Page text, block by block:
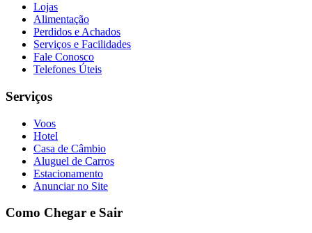
Lojas
Alimentação
Perdidos e Achados
Serviços e Facilidades
Fale Conosco
Telefones Úteis
Serviços
Voos
Hotel
Casa de Câmbio
Aluguel de Carros
Estacionamento
Anunciar no Site
Como Chegar e Sair